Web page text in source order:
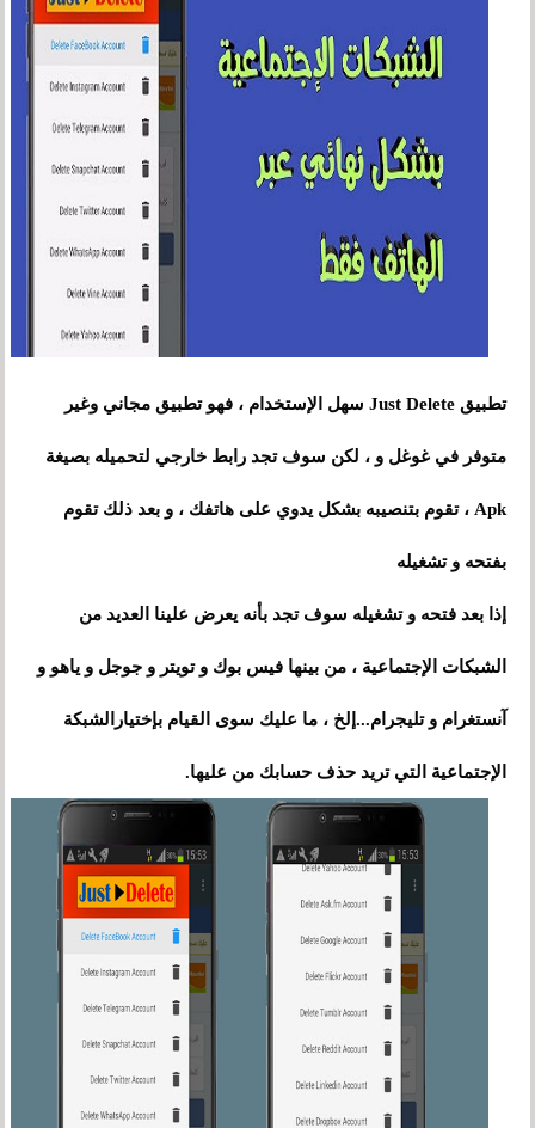
تطبيق Just Delete سهل الإستخدام ،فهو تطبيق مجاني وغير
متوفر في غوغل و، لكن سوف تجد رابط خارجي لتحميله بصيغة
Apk ،تقوم بتنصيبه بشكل يدوي على هاتفك،و بعد ذلك تقوم
بفتحه و تشغيله
إذا بعد فتحه و تشغيله سوف تجد بأنه يعرض علينا العديد من
الشبكات الإجتماعية،من بينها فيس بوك و تويتر و جوجل و ياهو و
آنستغرام و تليجرام...إلخ، ما عليك سوى القيام بإختيارالشبكة
الإجتماعية التي تريد حذف حسابك من عليها.